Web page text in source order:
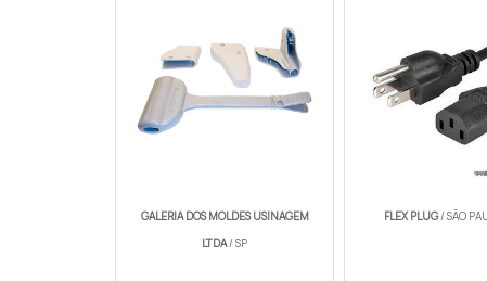
GALERIA DOS MOLDES USINAGEM
LTDA/ SP
FLEX PLUG/ SÃO